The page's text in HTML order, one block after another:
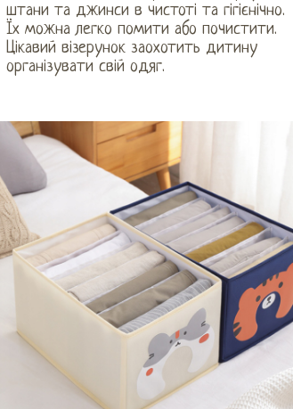
штани та джинси в чистоті та гігієнічно.
Їх можна легко помити або почистити.
Цікавий візерунок заохотить дитину
організувати свій одяг.